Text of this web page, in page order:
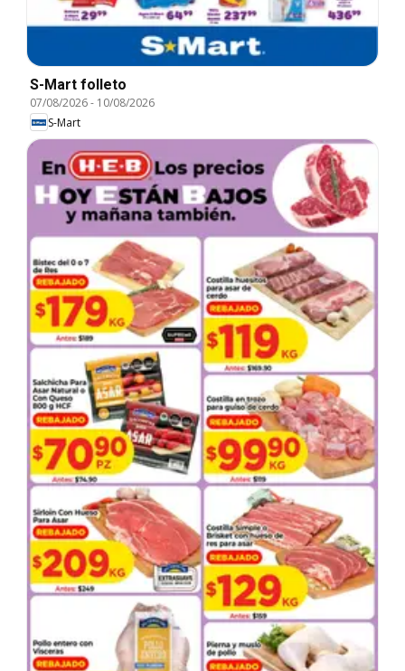
S-Mart folleto
07/08/2026- 10/08/2026
S-Mart